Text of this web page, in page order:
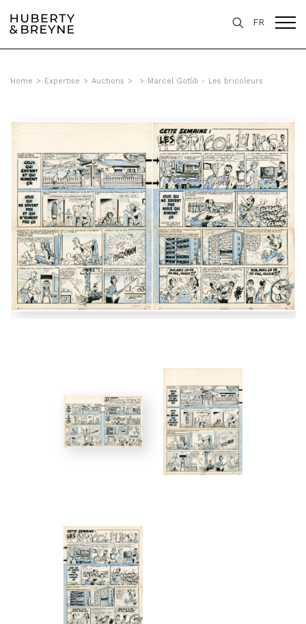
FR
Home > Expertise > Auctions > > Marcel Gotlib - Les bricoleurs